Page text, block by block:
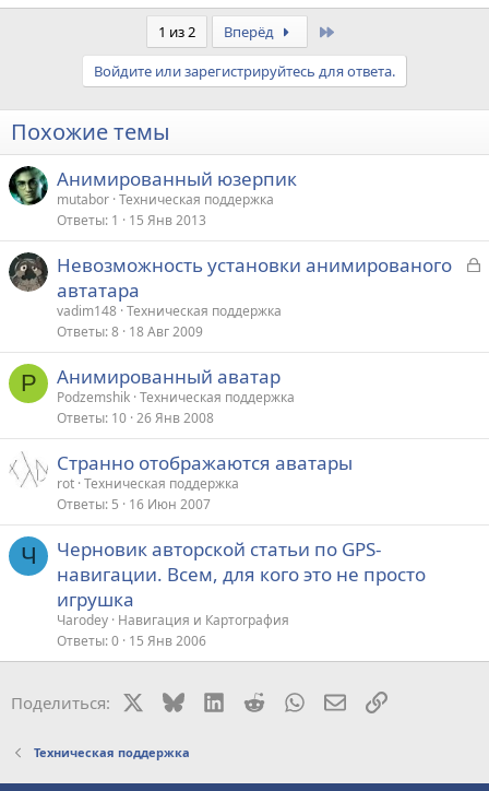
1 из 2 Вперёд
Войдите или зарегистрируйтесь для ответа.
Похожие темы
Анимированный юзерпик
mutabor Техническая поддержка
Ответы 1 15 Янв 2013
З
Невозможность установки анимированого
автатара
vadim148 Техническая поддержка
Ответы 8 18 Авг 2009
P Анимированный аватар
Podzemshik Техническая поддержка
Ответы 10 26 Янв 2008
Странно отображаются аватары
rot Техническая поддержка
Ответы 5 16 Июн 2007
Ч
Черновик авторской статьи по GPS-
навигации. Всем, для кого это не просто
игрушка
Чarodey Навигация и Картография
Ответы 0 15 Янв 2006
Поделиться: BlueskyLinkedIn
RedditWhatsAppЭлектронная
Ссылка
Техническая поддержка